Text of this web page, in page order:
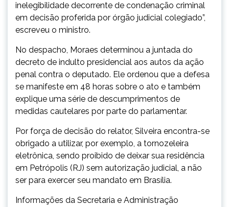
inelegibilidade decorrente de condenação criminal
em decisão proferida por órgão judicial colegiado”,
escreveu o ministro.
No despacho, Moraes determinou a juntada do
decreto de indulto presidencial aos autos da ação
penal contra o deputado. Ele ordenou que a defesa
se manifeste em 48 horas sobre o ato e também
explique uma série de descumprimentos de
medidas cautelares por parte do parlamentar.
Por força de decisão do relator, Silveira encontra-se
obrigado a utilizar, por exemplo, a tornozeleira
eletrônica, sendo proibido de deixar sua residência
em Petrópolis (RJ) sem autorização judicial, a não
ser para exercer seu mandato em Brasília.
Informações da Secretaria e Administração